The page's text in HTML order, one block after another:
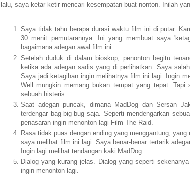
lalu, saya ketar ketir mencari kesempatan buat nonton. Inilah
Saya tidak tahu berapa durasi waktu film ini di putar.
30 menit pemutarannya. Ini yang membuat saya
bagaimana adegan awal film ini.
Setelah duduk di dalam bioskop, penonton begitu
ketika ada adegan sadis yang di perlihatkan. Saya
Saya jadi ketagihan ingin melihatnya film ini lagi. Ingin
Well mungkin memang bukan tempat yang tepat.
sebuah histeris.
Saat adegan puncak, dimana MadDog dan Sersan
terdengar bag-big-bug saja. Seperti mendengarkan
penasaran ingin menonton lagi Film The Raid.
Rasa tidak puas dengan ending yang menggantung,
saya melihat film ini lagi. Saya benar-benar tertarik
Ingin lagi melihat tendangan kaki MadDog.
Dialog yang kurang jelas. Dialog yang seperti
ingin menonton lagi.